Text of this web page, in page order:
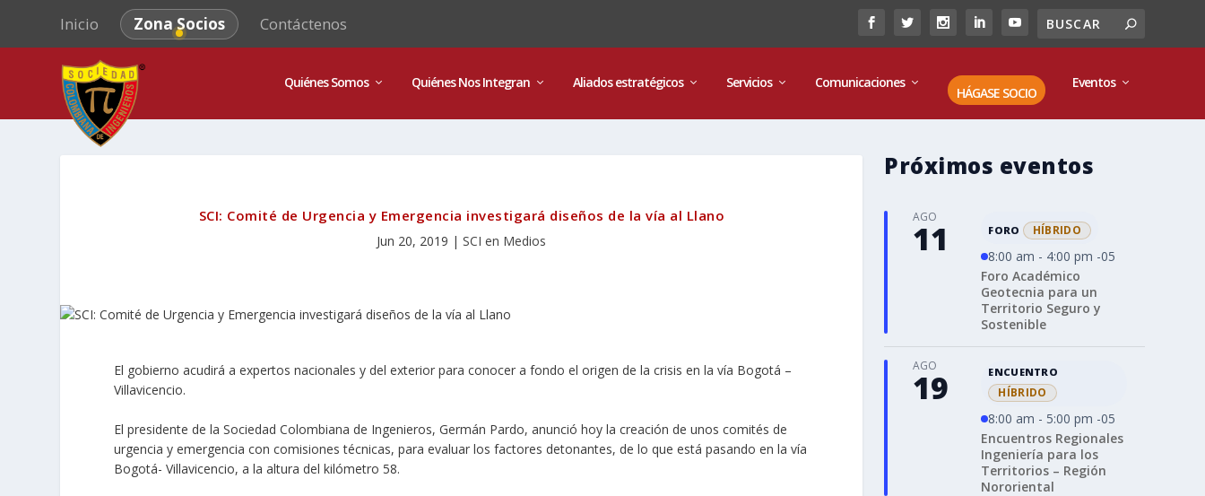
Inicio Zona Socios Contáctenos
Quiénes Somos Quiénes Nos Integran Aliados estratégicos Servicios Comunicaciones
HÁGASE SOCIO
Eventos
SCI: Comité de Urgencia y Emergencia investigará diseños de la vía al Llano
Jun 20, 2019 |SCI en Medios
El gobierno acudirá a expertos nacionales y del exterior para conocer a fondo el origen de la crisis en la vía Bogotá –
Villavicencio.
El presidente de la Sociedad Colombiana de Ingenieros, Germán Pardo, anunció hoy la creación de unos comités de
urgencia y emergencia con comisiones técnicas, para evaluar los factores detonantes, de lo que está pasando en la vía
Bogotá- Villavicencio, a la altura del kilómetro 58.
Próximos eventos
AGO
11 FORO HÍBRIDO
8:00 am - 4:00 pm -05
Foro Académico
Geotecnia para un
Territorio Seguro y
Sostenible
AGO
19 ENCUENTRO
HÍBRIDO
8:00 am - 5:00 pm -05
Encuentros Regionales
Ingeniería para los
Territorios – Región
Nororiental